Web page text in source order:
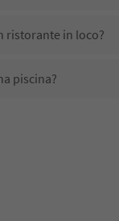
ristorante in loco?
piscina?
domestici?presso
l'Alto Adige